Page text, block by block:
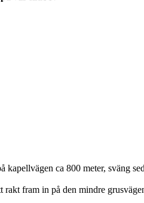
ca 800 meter, sväng
rakt fram in på den mindre